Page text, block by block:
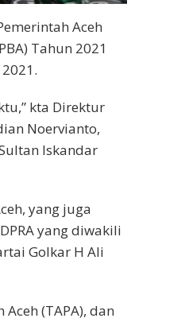
Aceh
Tahun 2021
kta Direktur
Noervianto,
Iskandar
yang juga
yang diwakili
Golkar H Ali
(TAPA), dan